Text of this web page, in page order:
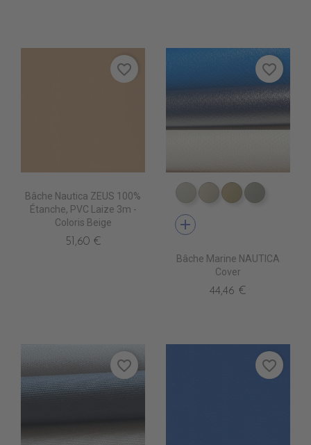
Bâche Nautica ZEUS 100%
Étanche, PVC Laize 3m -
Coloris Beige
51,60 €
favorite_border
PE4410 BLANC
PE4420 CREME
PE4430 BEIGE
PE4460
add
Bâche Marine NAUTICA
Cover
44,46 €
favorite_border
favorite_border favorite_border